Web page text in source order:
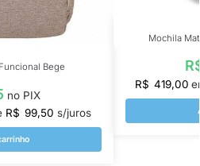
Bege
no PIX
R$ 99,50 s/juros
Mochila
R$ 419,00